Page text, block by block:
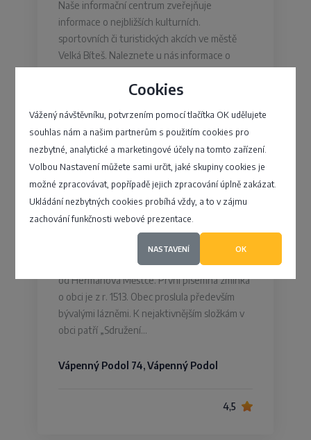
Cookies
Vážený návštěvníku, potvrzením pomocí tlačítka OK udělujete
souhlas nám a našim partnerům s použitím cookies pro
nezbytné, analytické a marketingové účely na tomto zařízení.
Volbou Nastavení můžete sami určit, jaké skupiny cookies je
možné zpracovávat, popřípadě jejich zpracování úplně zakázat.
Ukládání nezbytných cookies probíhá vždy, a to v zájmu
zachování funkčnosti webové prezentace.
NASTAVENÍ OK
Naše informační centrum zveřejňuje
informace o nejbližších kulturních.
sportovních či turistických akcích ve městě
Velká Bíteš. Naleznete u nás informace o
Masarykovo náměstí 5, Velká Bíteš
4,1
Obec Vápenný Podol
Obec leží na úpatí Železných hor, 7 km jižně
od Heřmanova Městce. První písemná zmínka
o obci je z r. 1513. Obec proslula především
bývalými lázněmi. K nejaktivnějším složkám v
obci patří „Sdružení…
Vápenný Podol 74, Vápenný Podol
4,5